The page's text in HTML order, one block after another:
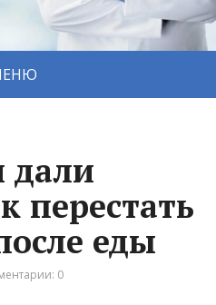
дали
перестать
еды
0